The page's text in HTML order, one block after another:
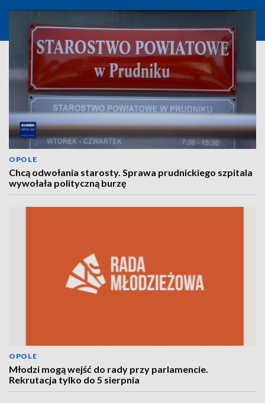
OPOLE
Chcą odwołania starosty. Sprawa prudnickiego szpitala
wywołała polityczną burzę
OPOLE
Młodzi mogą wejść do rady przy parlamencie.
Rekrutacja tylko do 5 sierpnia